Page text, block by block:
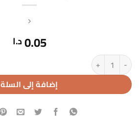
0.05د.ا
كمية برغي 4 سم شكل حرف L
إضافة إلى السلة